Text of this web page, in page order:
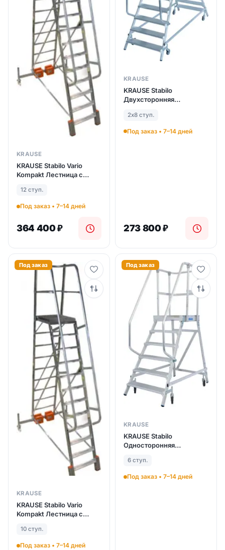
KRAUSE
KRAUSE Stabilo Vario
Kompakt Лестница с
траверса 1365 (арт.
12 ступ.
Под заказ • 7–14 дней
364 400₽
KRAUSE
KRAUSE Stabilo
Двухсторонняя
платформой 2Х8 ступ.
2х8 ступ.
Под заказ • 7–14 дней
273 800₽
Под заказ
KRAUSE
KRAUSE Stabilo Vario
Kompakt Лестница с
траверса 1365 (арт.
10 ступ.
Под заказ • 7–14 дней
Под заказ
KRAUSE
KRAUSE Stabilo
Односторонняя
платформой 6 ступ. (арт.
6 ступ.
Под заказ • 7–14 дней